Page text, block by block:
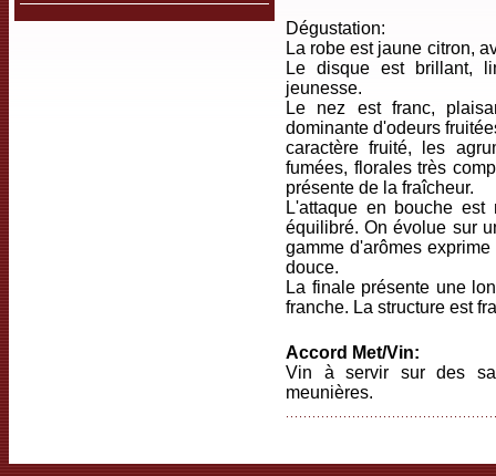
Dégustation:
La robe est jaune citron,
Le disque est brillant,
jeunesse.
Le nez est franc,
dominante d'odeurs
caractère fruité, les
fumées, florales très
présente de la fraîcheur.
L'attaque en bouche est
équilibré. On évolue sur
gamme d'arômes
douce.
La finale présente une
franche. La structure est
Accord Met/Vin:
Vin à servir sur des
meunières.